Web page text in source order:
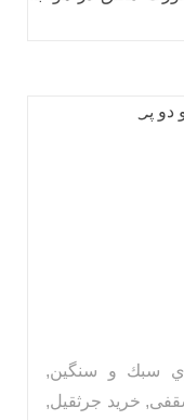
سبك و سنگين,
, خرید جرثقیل,